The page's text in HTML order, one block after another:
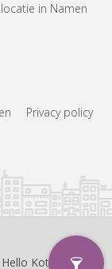
in Namen
Privacy policy
Hello Kot